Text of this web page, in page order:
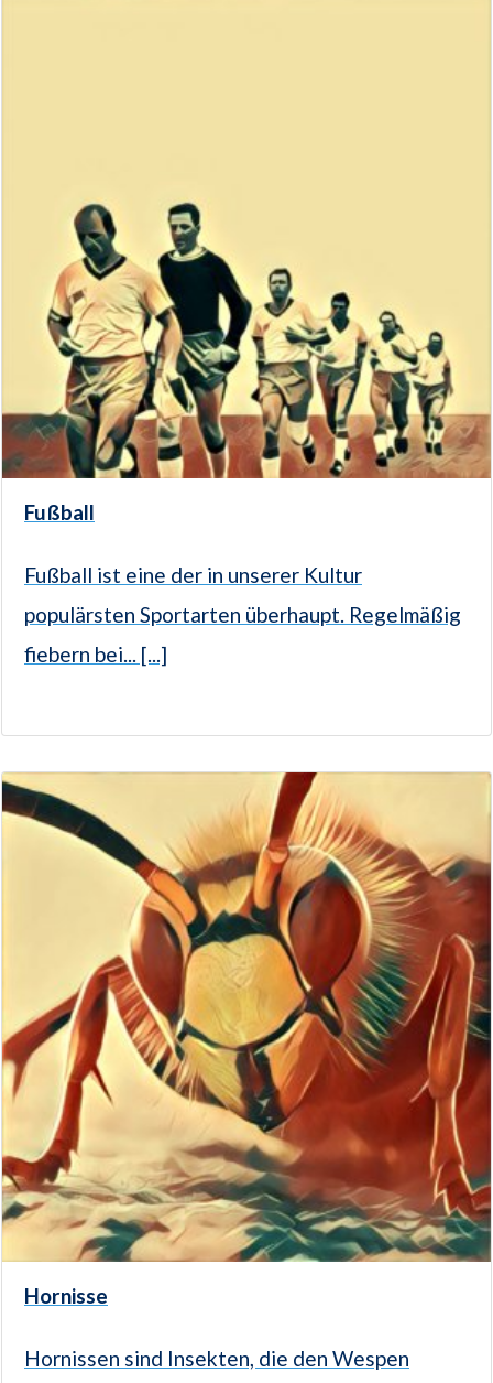
Fußball
Fußball ist eine der in unserer Kultur
populärsten Sportarten überhaupt. Regelmäßig
fiebern bei... [...]
Hornisse
Hornissen sind Insekten, die den Wespen